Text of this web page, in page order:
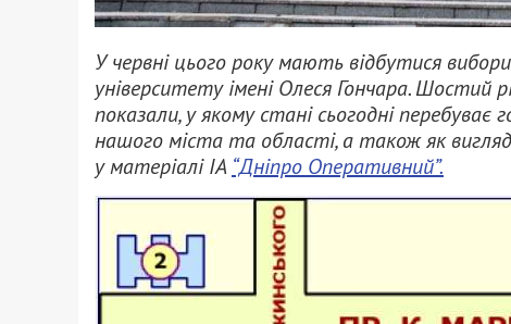
У червні цього року мають відбутися
університету імені Олеся Гончара.
показали, у якому стані сьогодні перебуває
нашого міста та області, а також як
у матеріалі ІА “Дніпро Оперативний”.